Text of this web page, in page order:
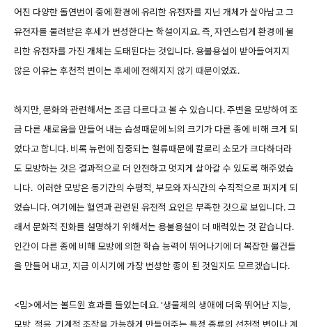
어진 다양한 돌연번이 중에 환경에 유리한 유전자를 지닌 개체가 살아남고 그
유전자를 물려받은 후세가 번성한다는 학설이지요. 즉, 자연스럽게 환경에 불
리한 유전자를 가진 개체는 도태된다는 것입니다. 용불용설이 받아들여지지
않은 이유는 후천적 변이는 후세에 전해지지 않기 때문이었죠.
하지만, 문화와 관련해서는 조금 다르다고 볼 수 있습니다. 주변을 모방하여 조
금 다른 새로움을 만들어 내는 습성때문에 뇌의 크기가 다른 종에 비해 크게 되
었다고 합니다. 비록 뉴런에 집중되는 혈류때문에 칼로리 소모가 크다하더라
도 모방하는 것은 결과적으로 더 안전하고 멋지게 살아갈 수 있도록 해주었습
니다. 이러한 모방은 동기간의 수평적, 부모와 자식간의 수직적으로 퍼지게 되
었습니다. 여기에는 혈연과 관련된 유전적 요인은 부족한 것으로 보입니다. 그
래서 문화적 진화를 설명하기 위해서는 용불용설이 더 매력있는 것 같습니다.
인간이 다른 종에 비해 모방에 의한 학습 능력이 뛰어나기에 더 복잡한 물건들
을 만들어 내고, 지금 이시기에 가장 번성한 종이 된 것일지도 모르겠습니다.
<밈>에서는 볼드윈 효과를 들었는데요. '생물체의 생애에 더욱 뛰어난 지능,
모방, 적응, 기계적 조작을 가능하게 만들어주는 특정 종류의 선천적 변이나 계